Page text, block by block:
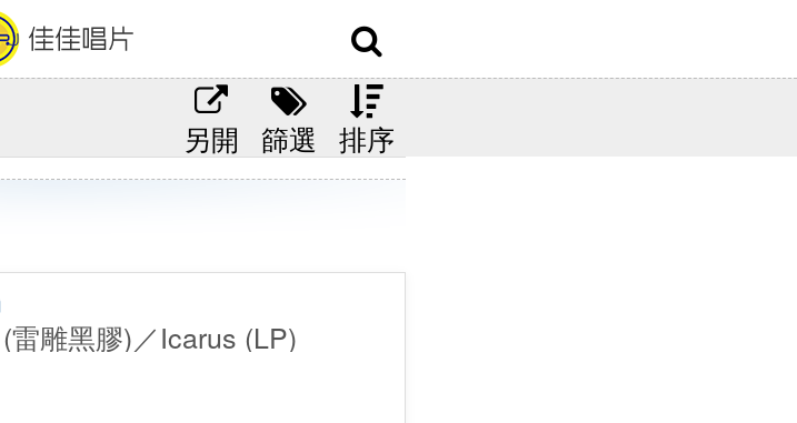
另開 篩選 排序
雷雕黑膠)／Icarus (LP)